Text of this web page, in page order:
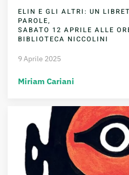
ELIN E GLI ALTRI: UN
PAROLE,
SABATO 12 APRILE ALLE
BIBLIOTECA NICCOLINI
9 Aprile 2025
Miriam Cariani